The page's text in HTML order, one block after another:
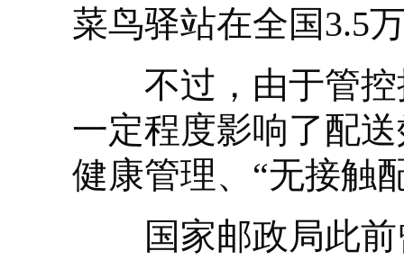
菜鸟驿站在全国3.5
不过，由于管控
一定程度影响了配
健康管理、“无接触
国家邮政局此前